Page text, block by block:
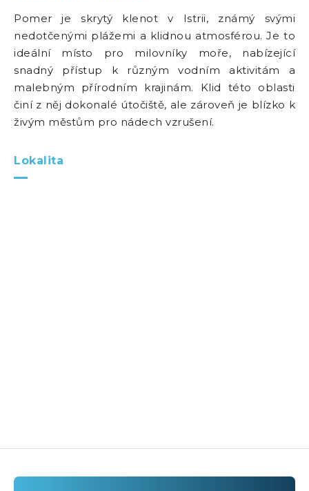
Pomer je skrytý klenot v Istrii, známý svými
nedotčenými plážemi a klidnou atmosférou. Je to
ideální místo pro milovníky moře, nabízející
snadný přístup k různým vodním aktivitám a
malebným přírodním krajinám. Klid této oblasti
činí z něj dokonalé útočiště, ale zároveň je blízko k
živým městům pro nádech vzrušení.
Lokalita